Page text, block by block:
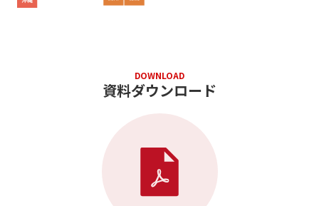
DOWNLOAD
資料ダウンロード